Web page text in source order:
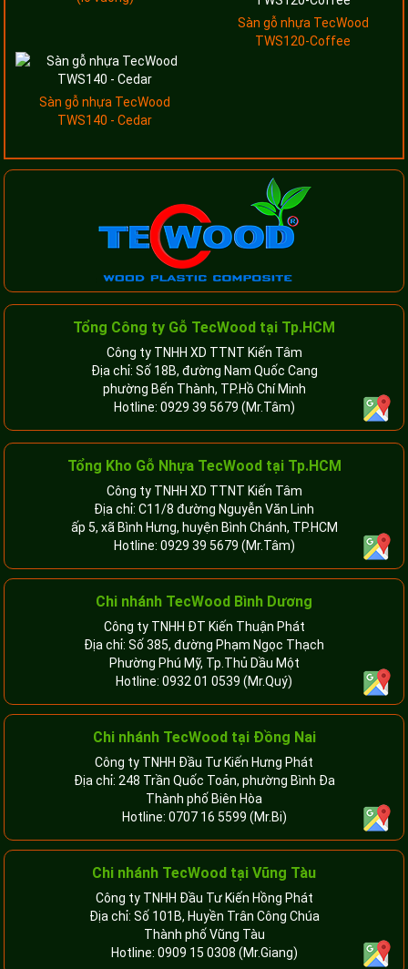
Sàn gỗ nhựa TecWood
TWS120-Coffee
Sàn gỗ nhựa TecWood
TWS140 - Cedar
Tổng Công ty Gỗ TecWood tại Tp.HCM
Công ty TNHH XD TTNT Kiến Tâm
Địa chỉ: Số 18B, đường Nam Quốc Cang
phường Bến Thành, TP.Hồ Chí Minh
Hotline: 0929 39 5679 (Mr.Tâm)
Tổng Kho Gỗ Nhựa TecWood tại Tp.HCM
Công ty TNHH XD TTNT Kiến Tâm
Địa chỉ: C11/8 đường Nguyễn Văn Linh
ấp 5, xã Bình Hưng, huyện Bình Chánh, TP.HCM
Hotline: 0929 39 5679 (Mr.Tâm)
Chi nhánh TecWood Bình Dương
Công ty TNHH ĐT Kiến Thuận Phát
Địa chỉ: Số 385, đường Phạm Ngọc Thạch
Phường Phú Mỹ, Tp.Thủ Dầu Một
Hotline: 0932 01 0539 (Mr.Quý)
Chi nhánh TecWood tại Đồng Nai
Công ty TNHH Đầu Tư Kiến Hưng Phát
Địa chỉ: 248 Trần Quốc Toản, phường Bình Đa
Thành phố Biên Hòa
Hotline: 0707 16 5599 (Mr.Bi)
Chi nhánh TecWood tại Vũng Tàu
Công ty TNHH Đầu Tư Kiến Hồng Phát
Địa chỉ: Số 101B, Huyền Trân Công Chúa
Thành phố Vũng Tàu
Hotline: 0909 15 0308 (Mr.Giang)